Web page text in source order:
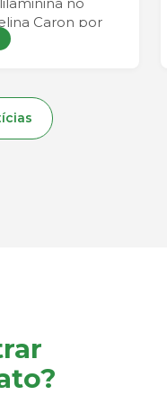
Caron por
de uso
as etapas
e
concluídas